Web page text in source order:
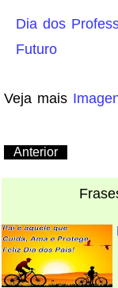
Dia dos
Futuro
Veja mais
Anterior